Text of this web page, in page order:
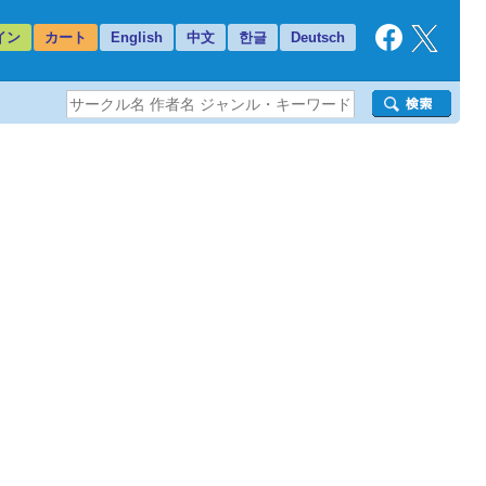
ン カート English 中文 한글 Deutsch